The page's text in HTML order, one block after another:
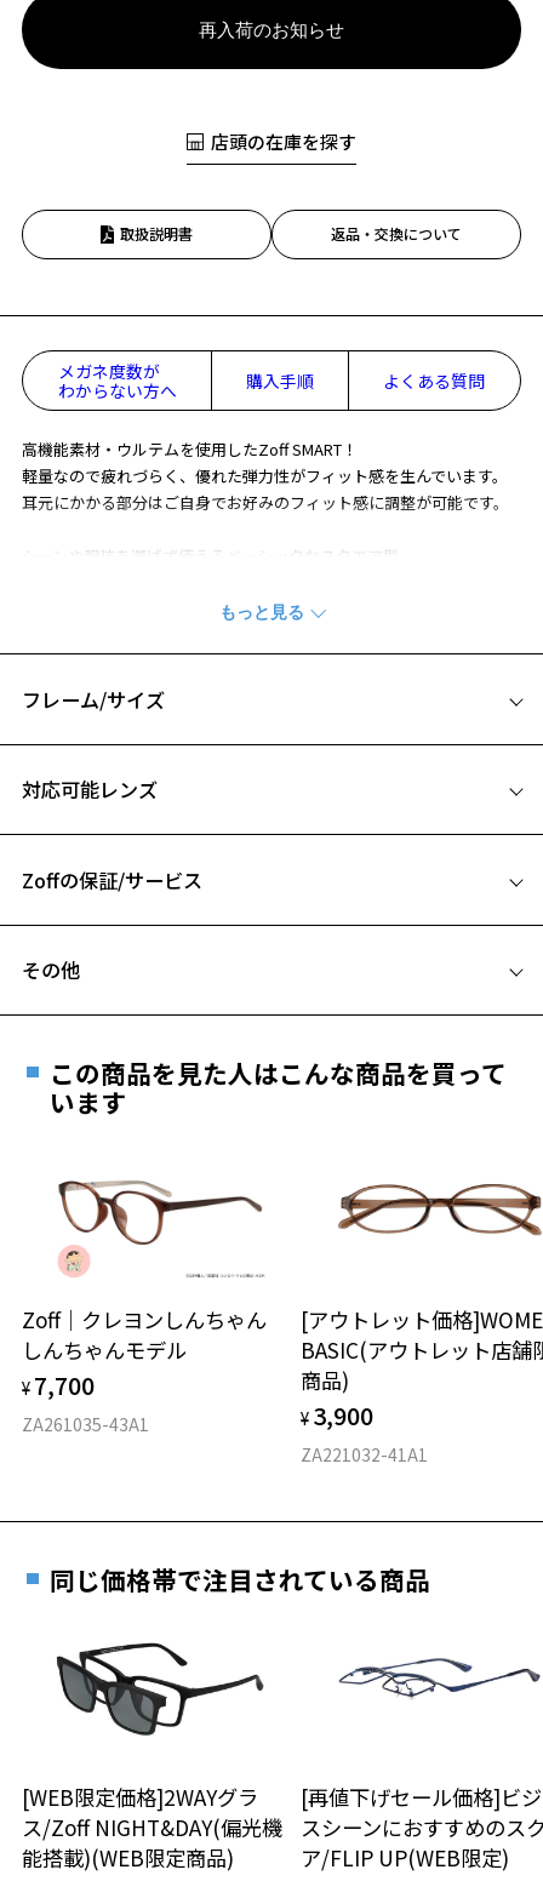
再入荷のお知らせ
店頭の在庫を探す
取扱説明書 返品・交換について
メガネ度数が
わからない方へ
購入手順 よくある質問
高機能素材・ウルテムを使用したZoff SMART！
軽量なので疲れづらく、優れた弾力性がフィット感を生んでいます。
耳元にかかる部分はご自身でお好みのフィット感に調整が可能です。
シーンや服装を選ばず使えるベーシックなスクエア型。
フレーム/サイズ
B ブリッジ(鼻部分)の横幅：16mm
お持ちのZoffメガネサイズを確認するには？
仕上がり寸法
D 仕上がりの横幅：約140mm
9.6g
※着脱式サングラス：デモレンズ、アタッチメント込みの重さ
タイプ
材質
対応可能レンズ
フレームとレンズの合計料金を知りたい方へ
Zoffの保証/サービス
安心1 フレーム１年間品質保証
きます。
※保証期間内に交換が行われた場合、保証期間は初期の期間から
延長されません。
安心2 視力測定無料
視力の変化を早めに発見するために、定期的な視
力測定をおすすめいたします。
安心3 かかり具合調整無料
す。
その他
この商品を見た人はこんな商品を買って
います
Zoff｜クレヨンしんちゃん
しんちゃんモデル
¥ 7,700
ZA261035-43A1
[アウトレット価格
BASIC(アウトレット店舗
商品)
¥ 3,900
ZA221032-41A1
同じ価格帯で注目されている商品
[WEB限定価格]2WAYグラ
ス/Zoff NIGHT&DAY(偏光機
能搭載)(WEB限定商品)
[再値下げセール価格]ビ
スシーンにおすすめのス
ア/FLIP UP(WEB限定)